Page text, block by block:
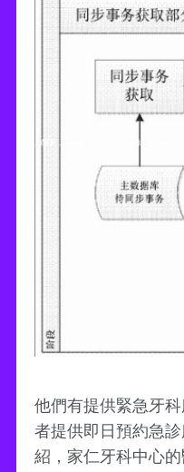
他們有提供緊急牙
者提供即日預約急
紹，家仁牙科中心